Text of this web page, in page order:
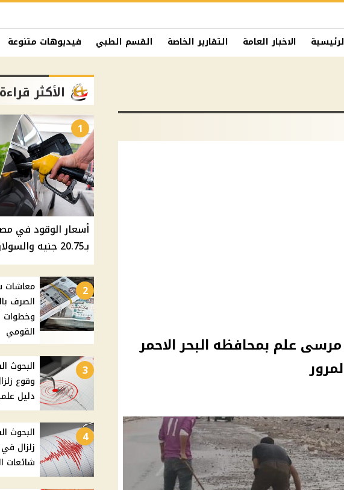
الاخبار العامة التقارير الخاصة القسم الطبي فيديوهات متنوعة
علم بمحافظه البحر الاحمر
الأكثر قراءة
1
بـ20.75 جنيه والسولار بـ20.50 جنيه
2
وخطوات
القومي
3
البحوث
دليل
4
البحوث
زلزال
شائعات